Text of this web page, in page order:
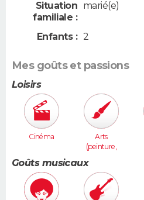
Situation
familiale :
marié(e)
Enfants : 2
Mes goûts et passions
Loisirs
Cinéma
Arts
(peinture,
Goûts musicaux